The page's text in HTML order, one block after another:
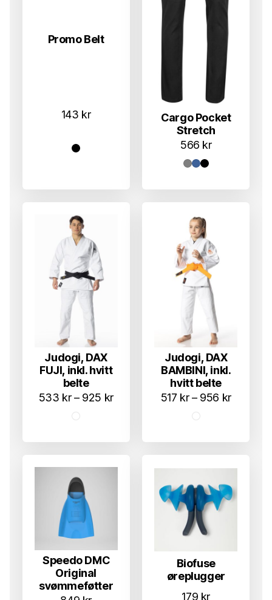
Promo Belt
143 kr
Cargo Pocket
Stretch
566 kr
Judogi, DAX
FUJI, inkl. hvitt
belte
533 kr – 925 krPrisområde:
925 kr
Judogi, DAX
BAMBINI, inkl.
hvitt belte
517 kr – 956 kr
956 kr
Speedo DMC
Original
svømmeføtter
Biofuse
øreplugger
179 kr